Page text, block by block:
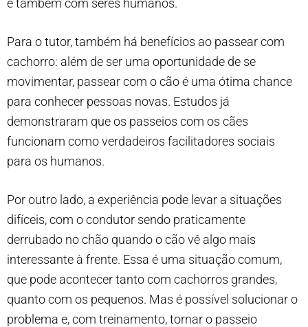
e também com seres humanos.
Para o tutor, também há benefícios ao passear com
cachorro: além de ser uma oportunidade de se
movimentar, passear com o cão é uma ótima chance
para conhecer pessoas novas. Estudos já
demonstraram que os passeios com os cães
funcionam como verdadeiros facilitadores sociais
para os humanos.
Por outro lado, a experiência pode levar a situações
difíceis, com o condutor sendo praticamente
derrubado no chão quando o cão vê algo mais
interessante à frente. Essa é uma situação comum,
que pode acontecer tanto com cachorros grandes,
quanto com os pequenos. Mas é possível solucionar o
problema e, com treinamento, tornar o passeio